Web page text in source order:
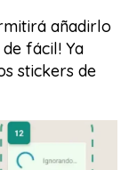
añadirlo
fácil! Ya
stickers de